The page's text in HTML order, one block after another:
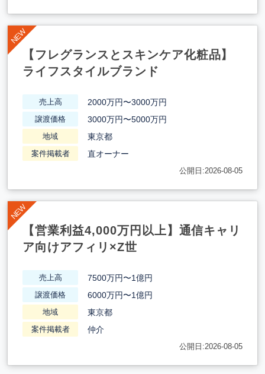
【フレグランスとスキンケア化粧品】
ライフスタイルブランド
売上高 2000万円〜3000万円
譲渡価格 3000万円〜5000万円
地域 東京都
案件掲載者 直オーナー
公開日:2026-08-05
【営業利益4,000万円以上】通信キャリ
ア向けアフィリ×Z世
売上高 7500万円〜1億円
譲渡価格 6000万円〜1億円
地域 東京都
案件掲載者 仲介
公開日:2026-08-05